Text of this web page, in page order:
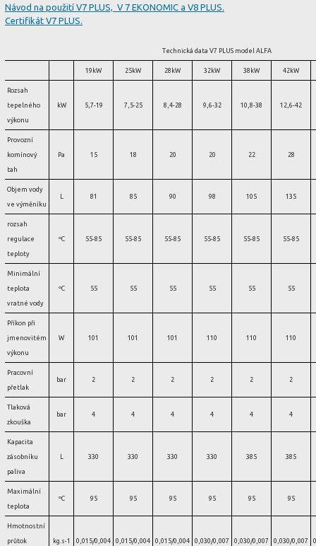
Návod na použití V7 PLUS, V 7 EKONOMIC a V8 PLUS.
Certifikát V7 PLUS.
Technická data V7 PLUS model ALFA
19kW 25kW 28kW 32kW 38kW 42kW
Rozsah
tepelného
výkonu
kW 5,7-19 7,5-25 8,4-28 9,6-32 10,8-38 12,6-42
Provozní
komínový
tah
Pa 15 18 20 20 22 28
Objem vody
ve výměníku
81 85 90 98 105 135
rozsah
regulace
teploty
ºC 55-85 55-85 55-85 55-85 55-85 55-85
Minimální
teplota
vratné vody
ºC 55 55 55 55 55 55
Příkon při
jmenovitém
výkonu
W 101 101 101 110 110 110
Pracovní
přetlak
bar 2 2 2 2 2 2
Tlaková
zkouška
bar 4 4 4 4 4 4
Kapacita
zásobníku
paliva
330 330 330 330 385 385
Maximální
teplota
ºC 95 95 95 95 95 95
Hmotnostní
průtok kg.s-1 0,015/0,004 0,015/0,004 0,015/0,004 0,030/0,007 0,030/0,007 0,030/0,007